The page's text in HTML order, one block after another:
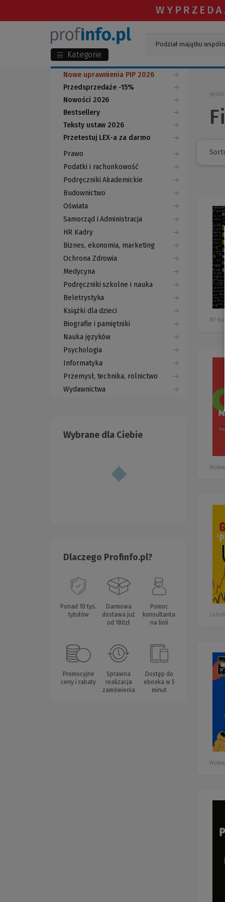
Kategorie
Nowe uprawnienia PIP 2026
Przedsprzedaże -15%
Nowości 2026
Bestsellery
Teksty ustaw 2026
Przetestuj LEX-a za darmo
(Nowe
okno)
(Link
do
innej
strony)
Prawo
Podatki i rachunkowość
Podręczniki Akademickie
Budownictwo
Oświata
Samorząd i Administracja
HR Kadry
Biznes, ekonomia, marketing
Ochrona Zdrowia
Medycyna
Podręczniki szkolne i nauka
Beletrystyka
Książki dla dzieci
Biografie i pamiętniki
Nauka języków
Psychologia
Informatyka
Przemysł, technika, rolnictwo
Wydawnictwa
Wybrane dla Ciebie
Dlaczego Profinfo.pl?
Ponad 10 tys.
tytułów
Darmowa
dostawa już
od 180zł
Pomoc
konsultanta
na linii
Promocyjne
ceny i rabaty
Sprawna
realizacja
zamówienia
Dostęp do
ebooka w 5
minut
MT